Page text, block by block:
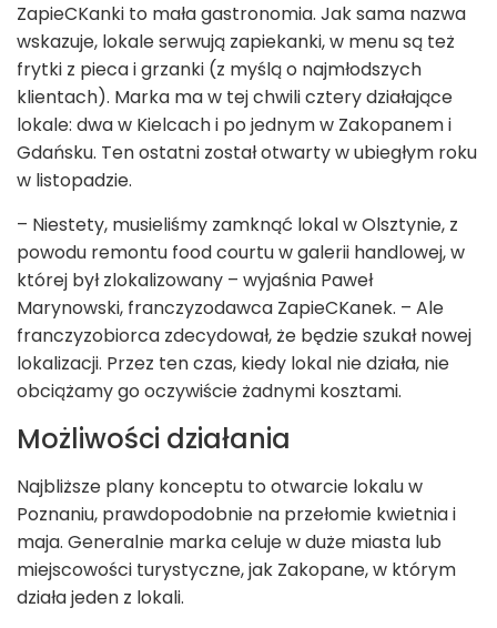
ZapieCKanki to mała gastronomia. Jak sama nazwa
wskazuje, lokale serwują zapiekanki, w menu są też
frytki z pieca i grzanki (z myślą o najmłodszych
klientach). Marka ma w tej chwili cztery działające
lokale: dwa w Kielcach i po jednym w Zakopanem i
Gdańsku. Ten ostatni został otwarty w ubiegłym roku
w listopadzie.
– Niestety, musieliśmy zamknąć lokal w Olsztynie, z
powodu remontu food courtu w galerii handlowej, w
której był zlokalizowany – wyjaśnia Paweł
Marynowski, franczyzodawca ZapieCKanek. – Ale
franczyzobiorca zdecydował, że będzie szukał nowej
lokalizacji. Przez ten czas, kiedy lokal nie działa, nie
obciążamy go oczywiście żadnymi kosztami.
Możliwości działania
Najbliższe plany konceptu to otwarcie lokalu w
Poznaniu, prawdopodobnie na przełomie kwietnia i
maja. Generalnie marka celuje w duże miasta lub
miejscowości turystyczne, jak Zakopane, w którym
działa jeden z lokali.